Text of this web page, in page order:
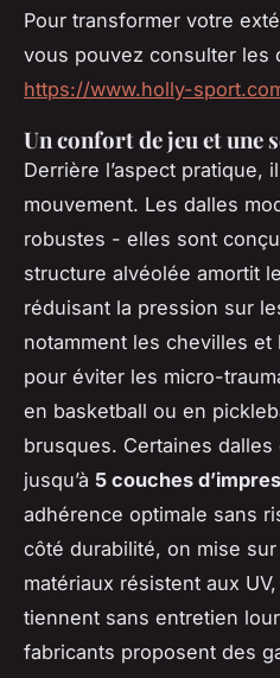
Pour transformer votre
vous pouvez consulter les
https://www.holly-
Un confort de jeu et une
Derrière l’aspect pratique,
mouvement. Les dalles
robustes - elles sont
structure alvéolée amortit
réduisant la pression sur
notamment les chevilles et
pour éviter les micro-
en basketball ou en
brusques. Certaines
jusqu’à 5 couches
adhérence optimale sans
côté durabilité, on mise
matériaux résistent aux
tiennent sans entretien
fabricants proposent des